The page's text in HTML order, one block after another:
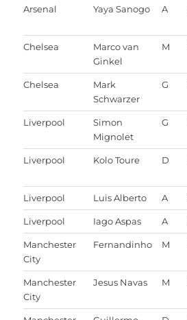
Arsenal Yaya Sanogo A
Chelsea
Marco van
Ginkel
M
Chelsea
Mark
Schwarzer
G
Liverpool
Simon
Mignolet
G
Liverpool Kolo Toure D
Liverpool Luis Alberto A
Liverpool Iago Aspas A
Manchester
City
Fernandinho M
Manchester
City
Jesus Navas M